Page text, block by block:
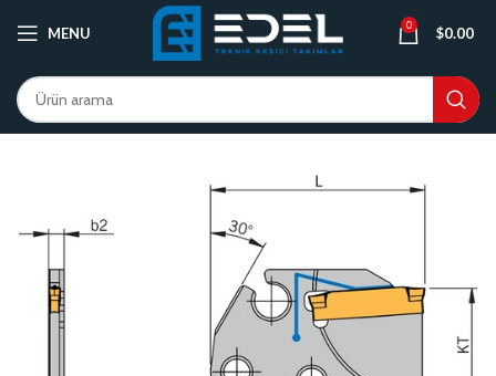
MENU 0 $0.00